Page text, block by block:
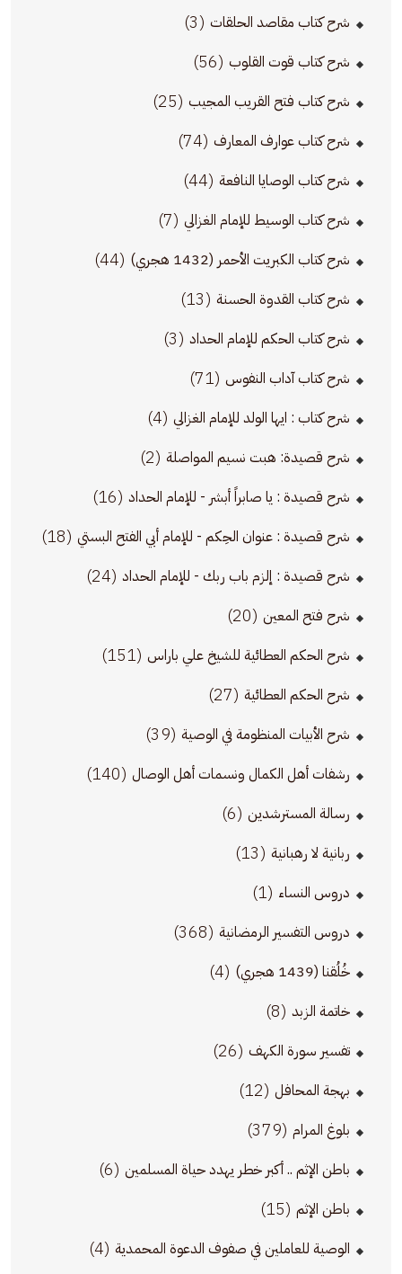
شرح كتاب مقاصد الحلقات (3)
شرح كتاب قوت القلوب (56)
شرح كتاب فتح القريب المجيب (25)
شرح كتاب عوارف المعارف (74)
شرح كتاب الوصايا النافعة (44)
شرح كتاب الوسيط للإمام الغزالي (7)
شرح كتاب الكبريت الأحمر (1432 هجري) (44)
شرح كتاب القدوة الحسنة (13)
شرح كتاب الحكم للإمام الحداد (3)
شرح كتاب آداب النفوس (71)
شرح كتاب : ايها الولد للإمام الغزالي (4)
شرح قصيدة: هبت نسيم المواصلة (2)
شرح قصيدة : يا صابراً أبشر - للإمام الحداد (16)
شرح قصيدة : عنوان الحِكم - للإمام أبي الفتح البستي (18)
شرح قصيدة : إلزم باب ربك - للإمام الحداد (24)
شرح فتح المعين (20)
شرح الحكم العطائية للشيخ علي باراس (151)
شرح الحكم العطائية (27)
شرح الأبيات المنظومة في الوصية (39)
رشفات أهل الكمال ونسمات أهل الوصال (140)
رسالة المسترشدين (6)
ربانية لا رهبانية (13)
دروس النساء (1)
دروس التفسير الرمضانية (368)
خُلُقنا (1439 هجري) (4)
خاتمة الزبد (8)
تفسير سورة الكهف (26)
بهجة المحافل (12)
بلوغ المرام (379)
باطن الإثم .. أكبر خطر يهدد حياة المسلمين (6)
باطن الإثم (15)
الوصية للعاملين في صفوف الدعوة المحمدية (4)